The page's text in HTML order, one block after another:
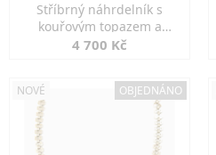
Stříbrný náhrdelník s
kouřovým topazem a
markazity
4 700 Kč
NOVÉ OBJEDNÁNO